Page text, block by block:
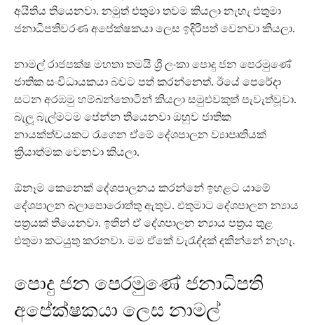
අයිතිය තියෙනවා. නමුත් එතුමා තවම කියලා නැහැ එතුමා
ජනාධිපතිවරණ අපේක්ෂකයා ලෙස ඉදිරිපත් වෙනවා කියලා.
නාමල් රාජපක්ෂ මහතා තමයි ශ්‍රී ලංකා පොදු ජන පෙරමුණේ
ජාතික සංවිධායකයා බවට පත් කරන්නෙත්. ඊයේ පෙරේදා
සටන අරඹමු හම්බන්තොටින් කියලා සමුළුවකුත් පැවැත්වූවා.
බැලූ බැල්මටම පේන්න තියෙනවා ඔහුව ජාතික
නායක්ත්වයකට රැගෙන ඒමේ දේශපාලන ව්‍යාපෘතියක්
ක්‍රියාත්මක වෙනවා කියලා.
ඕනෑම කෙනෙක් දේශපාලනය කරන්නේ ඉහළට යාමේ
දේශපාලන බලාපොරොත්තු ඇතුව. එතුමාට දේශපාලන න්‍යාය
පත්‍රයක් තියෙනවා. ඉතින් ඒ දේශපාලන න්‍යාය පත්‍රය තුළ
එතුමා කටයුතු කරනවා. මම ඒකේ වැරැද්දක් දකින්නේ නැහැ.
පොදු ජන පෙරමුණේ ජනාධිපති
අපේක්ෂකයා ලෙස නාමල්